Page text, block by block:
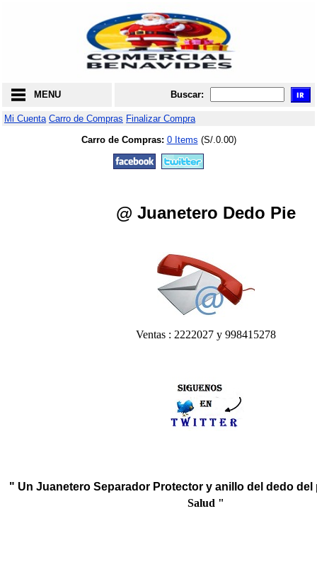
MENU Buscar:
Mi Cuenta Carro de Compras Finalizar Compra
Carro de Compras: 0 Items (S/.0.00)
@ Juanetero Dedo Pie
Ventas : 2222027 y 998415278
" Un Juanetero Separador Protector y anillo del dedo del
Salud "